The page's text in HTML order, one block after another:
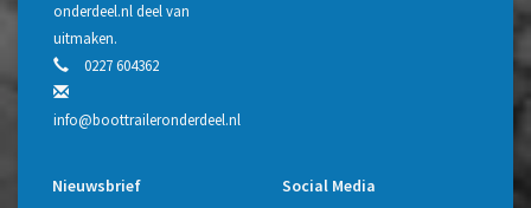
onderdeel.nl deel van
uitmaken.
0227 604362
info@boottraileronderdeel.nl
Nieuwsbrief Social Media